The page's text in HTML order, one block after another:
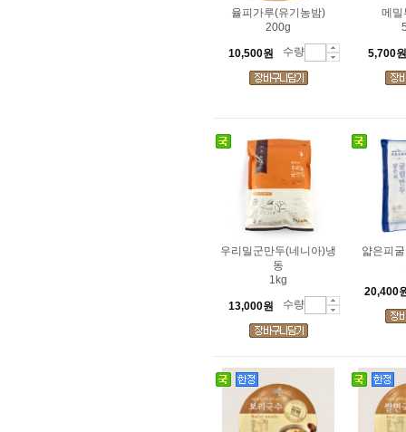
율피가루(유기농밤)
200g
10,500원 수량
메밀
5,700원
우리밀군만두(네니아)냉
동
1kg
13,000원 수량
얇은피
20,400